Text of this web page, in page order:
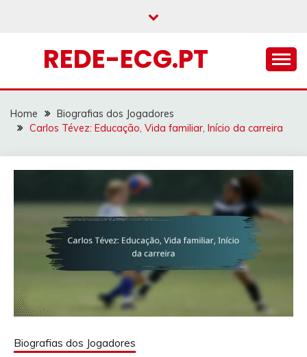
REDE-ECG.PT
Home
Biografias dos Jogadores
Carlos Tévez: Educação, Vida familiar, Início da carreira
Biografias dos Jogadores